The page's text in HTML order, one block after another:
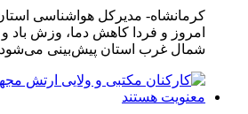
کرمانشاه- مدیرکل هواشناسی
امروز و فردا کاهش دما، وزش باد
شمال غرب استان پیش‌بینی